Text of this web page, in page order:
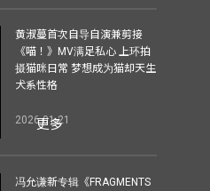
黄淑蔓首次自导自演兼剪接
《喵！》MV满足私心 上环拍
摄猫咪日常 梦想成为猫却天生
犬系性格
2026-01-21
更多
冯允谦新专辑《FRAGMENTS